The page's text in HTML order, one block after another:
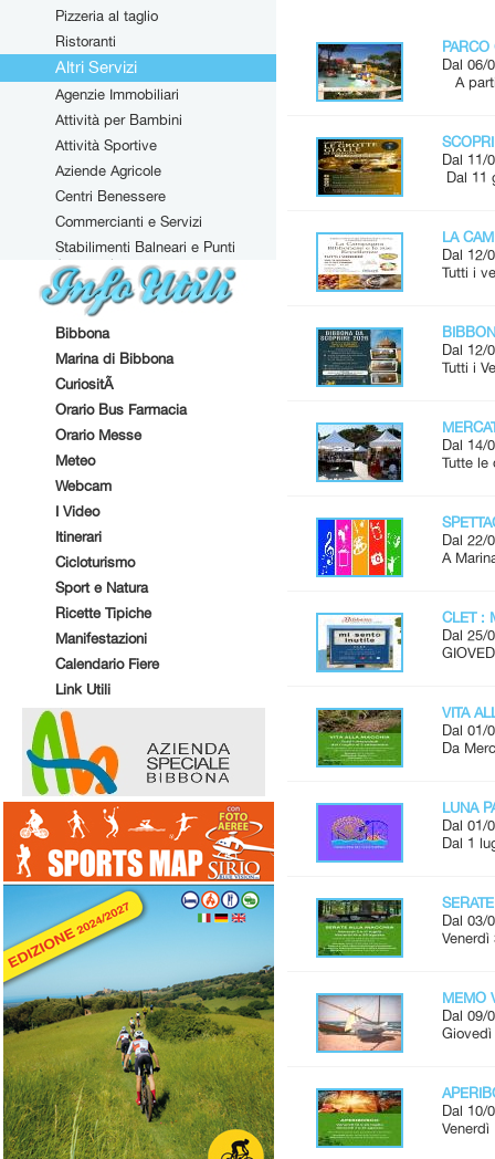
Pizzeria al taglio
Ristoranti
Altri Servizi
Agenzie Immobiliari
Attività per Bambini
Attività Sportive
Aziende Agricole
Centri Benessere
Commercianti e Servizi
Stabilimenti Balneari e Punti
Attrezzati
Bibbona
Marina di Bibbona
CuriositÃ
Orario Bus Farmacia
Orario Messe
Meteo
Webcam
I Video
Itinerari
Cicloturismo
Sport e Natura
Ricette Tipiche
Manifestazioni
Calendario Fiere
Link Utili
Dal 06/
A
Dal 11/
Dal 11
LA
Dal 12/
Tutti i
Dal 12/
Tutti i
Dal 14/
Tutte le
Dal 22/
A
CLET :
Dal 25/
VITA
Dal 01/
Da
LUNA
Dal 01/
Dal 1
Dal 03/
MEMO
Dal 09/
Dal 10/